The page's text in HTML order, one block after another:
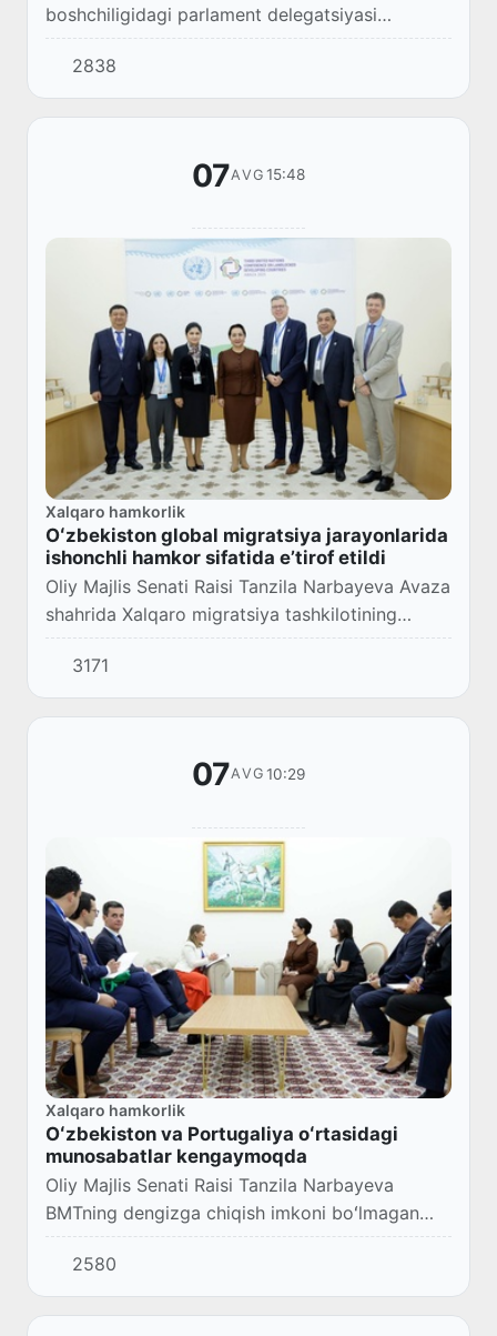
boshchiligidagi parlament delegatsiyasi
Turkmanistonning Avaza shahrida davom
etayotgan BMTning dengizga chiqish imkoni
boʻlmagan rivojla...
2838
07AVG 15:48
Xalqaro hamkorlik
Oʻzbekiston global migratsiya jarayonlarida
ishonchli hamkor sifatida eʼtirof etildi
Oliy Majlis Senati Raisi Tanzila Narbayeva Avaza
shahrida Xalqaro migratsiya tashkilotining
BMTdagi missiyasi rahbari Pyer Lilyert bilan
uchrashuv oʻtkazdi.
3171
07AVG 10:29
Xalqaro hamkorlik
Oʻzbekiston va Portugaliya oʻrtasidagi
munosabatlar kengaymoqda
Oliy Majlis Senati Raisi Tanzila Narbayeva
BMTning dengizga chiqish imkoni boʻlmagan
rivojlanayotgan mamlakatlar boʻyicha uchinchi
konferensiyasi doirasida Portugaliya Tashqi
ishla...
2580